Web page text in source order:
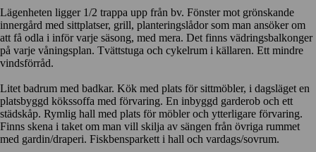
Lägenheten ligger 1/2 trappa upp från bv. Fönster mot grönskande
innergård med sittplatser, grill, planteringslådor som man ansöker om
att få odla i inför varje säsong, med mera. Det finns vädringsbalkonger
på varje våningsplan. Tvättstuga och cykelrum i källaren. Ett mindre
vindsförråd.
Litet badrum med badkar. Kök med plats för sittmöbler, i dagsläget en
platsbyggd kökssoffa med förvaring. En inbyggd garderob och ett
städskåp. Rymlig hall med plats för möbler och ytterligare förvaring.
Finns skena i taket om man vill skilja av sängen från övriga rummet
med gardin/draperi. Fiskbensparkett i hall och vardags/sovrum.